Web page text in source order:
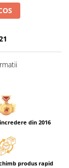
din 2016
produs rapid